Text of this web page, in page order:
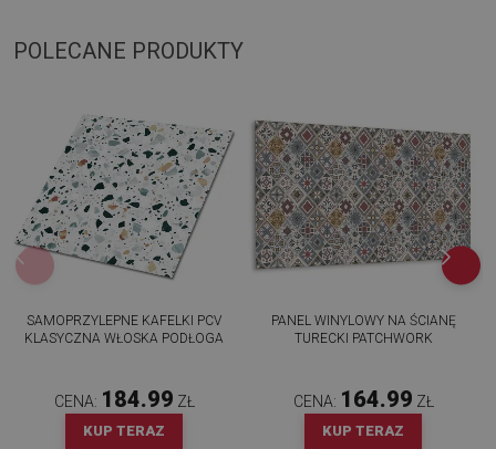
POLECANE PRODUKTY
SAMOPRZYLEPNE KAFELKI PCV
KLASYCZNA WŁOSKA PODŁOGA
CENA: 184.99 ZŁ
KUP TERAZ
PANEL WINYLOWY NA ŚCIANĘ
TURECKI PATCHWORK
CENA: 164.99 ZŁ
KUP TERAZ